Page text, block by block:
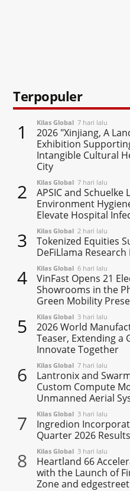
Terpopuler
1 Kilas Global 7 hari lalu
2026 "Xinjiang, A
Exhibition
Intangible Cultural
City
2 Kilas Global 7 hari lalu
APSIC and Schuelke
Environment
Elevate Hospital
3 Kilas Global 2 hari lalu
Tokenized Equities
DeFiLlama
4 Kilas Global 6 hari lalu
VinFast Opens 21
Showrooms in the
Green Mobility
5 Kilas Global 3 hari lalu
2026 World
Teaser, Extending a
Innovate Together
6 Kilas Global 7 hari lalu
Lantronix and
Custom Compute
Unmanned Aerial
7 Kilas Global 3 hari lalu
Ingredion
Quarter 2026 Results
8 Kilas Global 3 hari lalu
Heartland 66
with the Launch of
Zone and